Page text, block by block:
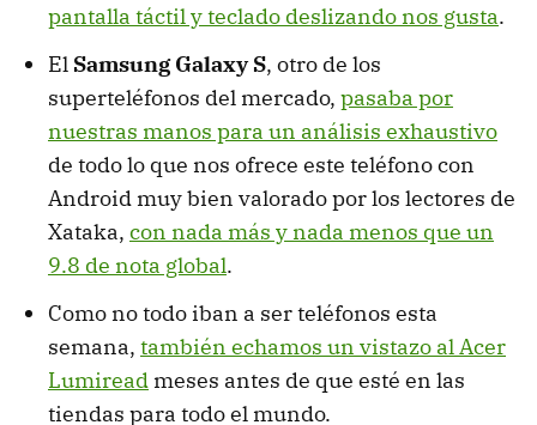
pantalla táctil y teclado deslizando nos gusta.
El Samsung Galaxy S, otro de los
superteléfonos del mercado, pasaba por
nuestras manos para un análisis exhaustivo
de todo lo que nos ofrece este teléfono con
Android muy bien valorado por los lectores de
Xataka, con nada más y nada menos que un
9.8 de nota global.
Como no todo iban a ser teléfonos esta
semana, también echamos un vistazo al Acer
Lumiread meses antes de que esté en las
tiendas para todo el mundo.